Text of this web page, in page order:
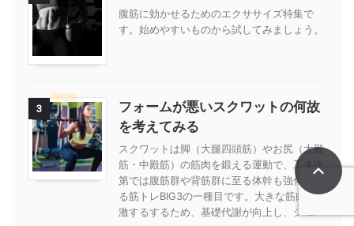
腹筋に効かせるためのエクササイズ特集で
す。始めやすいものから試してみましょう。
3
フォームが悪いスクワットの何故
を考えてみる
スクワットは脚（大腿四頭筋）やお尻（大殿
筋・中殿筋）の筋肉を鍛える運動で、工夫次
第では腹筋群や背筋群に至る体幹も強化でき
る筋トレBIG3の一種目です。大きな筋肉を刺
激するするため、基礎代謝が向上し、シ ...